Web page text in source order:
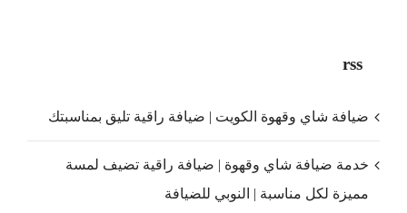
rss
ضيافة شاي وقهوة الكويت | ضيافة راقية تليق بمناسبتك
خدمة ضيافة شاي وقهوة | ضيافة راقية تضيف لمسة
مميزة لكل مناسبة | النوبي للضيافة